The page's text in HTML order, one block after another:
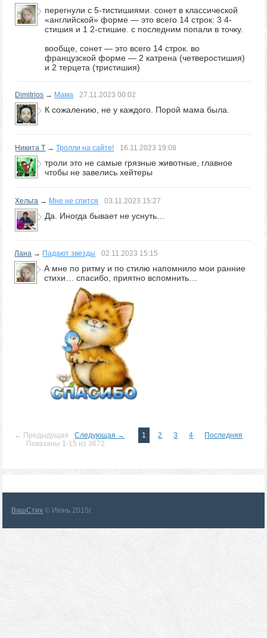
перегнули с 5-тистишиями. сонет в классической
«английской» форме — это всего 14 строк: 3 4-
стишия и 1 2-стишие. с последним попали в точку.
вообще, сонет — это всего 14 строк. во
французской форме — 2 катрена (четверостишия)
и 2 терцета (тристишия)
Dimitrios → Мама 27.11.202300:02
К сожалению, не у каждого. Порой мама была.
Никита Т →Тролли на сайте! 16.11.2023 19:08
троли это не самые грязные животные, главное
чтобы не завелись хейтеры
Хельга → Мне не спится 03.11.2023 15:27
Да. Иногда бывает не уснуть…
Лана → Падают звезды 02.11.2023 15:15
А мне по ритму и по стилю напомнило мои ранние
стихи… спасибо, приятно вспомнить…
← Предыдущая Следующая → 1 2 3 4
Последняя
Показаны 1-15 из 3672
ВашСтих © Июнь 2015г.